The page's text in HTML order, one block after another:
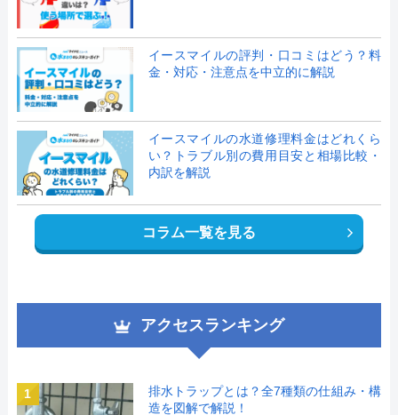
イースマイルの評判・口コミはどう？料
金・対応・注意点を中立的に解説
イースマイルの水道修理料金はどれくら
い？トラブル別の費用目安と相場比較・
内訳を解説
コラム一覧を見る
アクセスランキング
1
排水トラップとは？全7種類の仕組み・構
造を図解で解説！